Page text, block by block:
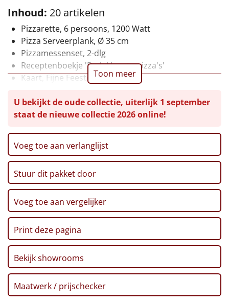
Vrouwen
Duurzaam
Leuke
Goedkope
Alle thema's
Artikel
Hitster
Pizzarette
Tas
Wake up light
NIEUW
Borrelplank
Inhoud: 20 artikelen
Pizzarette, 6 persoons, 1200 Watt
Pizza Serveerplank, Ø 35 cm
Pizzamessenset, 2-dlg
Receptenboekje 'De lekkerste pizza's'
Kaart, Fijne Feestdagen
Theelichthouder, 2 st
Waxinelichtje, 2 st
Pizzasaus, 263 ml
Strooikaas, Classis, 80 gr
Olijven, 100 gr
Aïoli, 90 gr
Grissini Olijfolie, 125 gr
Ribbelchips, Gezouten, 90 gr
Kerstmagazine 2025
Verpakt in een feestelijke kerstdoos
Toon meer
U bekijkt de oude collectie, uiterlijk 1 september
staat de nieuwe collectie 2026 online!
Voeg toe aan verlanglijst
Stuur dit pakket door
Voeg toe aan vergelijker
Print deze pagina
Bekijk showrooms
Maatwerk / prijschecker